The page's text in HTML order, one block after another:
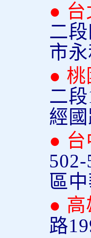
● 台
二
市
● 桃
二
經
● 台
區
● 高
路